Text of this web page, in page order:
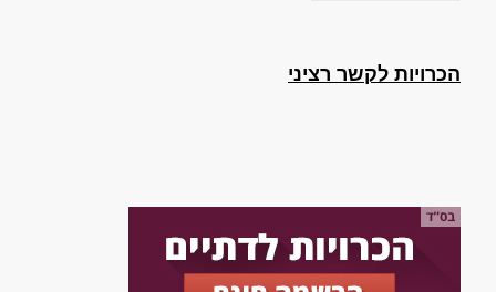
הכרויות לקשר רציני